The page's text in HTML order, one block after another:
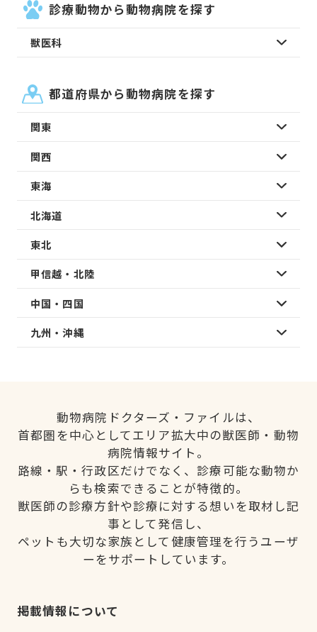
診療動物から動物病院を探す
獣医科
都道府県から動物病院を探す
関東
関西
東海
北海道
東北
甲信越・北陸
中国・四国
九州・沖縄
動物病院ドクターズ・ファイルは、
首都圏を中心としてエリア拡大中の獣医師・動物
病院情報サイト。
路線・駅・行政区だけでなく、診療可能な動物か
らも検索できることが特徴的。
獣医師の診療方針や診療に対する想いを取材し記
事として発信し、
ペットも大切な家族として健康管理を行うユーザ
ーをサポートしています。
掲載情報について